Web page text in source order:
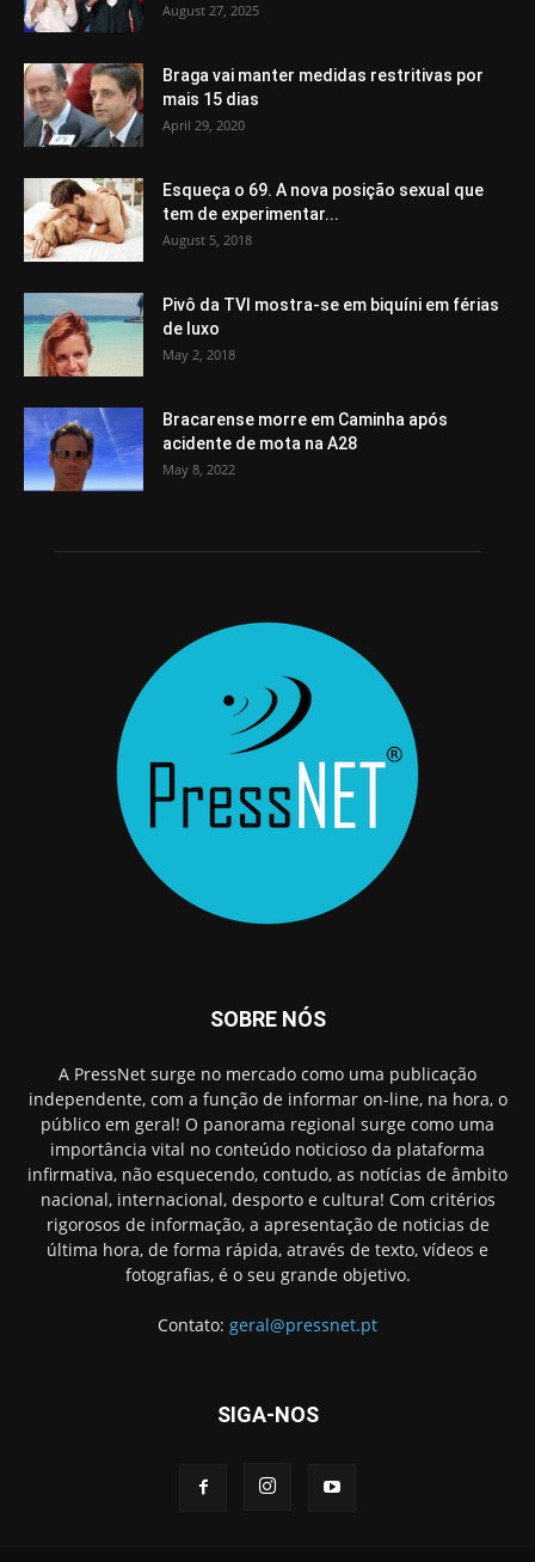
August 27, 2025
Braga vai manter medidas restritivas por
mais 15 dias
April 29, 2020
Esqueça o 69. A nova posição sexual que
tem de experimentar...
August 5, 2018
Pivô da TVI mostra-se em biquíni em férias
de luxo
May 2, 2018
Bracarense morre em Caminha após
acidente de mota na A28
May 8, 2022
SOBRE NÓS
A PressNet surge no mercado como uma publicação
independente, com a função de informar on-line, na hora, o
público em geral! O panorama regional surge como uma
importância vital no conteúdo noticioso da plataforma
infirmativa, não esquecendo, contudo, as notícias de âmbito
nacional, internacional, desporto e cultura! Com critérios
rigorosos de informação, a apresentação de noticias de
última hora, de forma rápida, através de texto, vídeos e
fotografias, é o seu grande objetivo.
Contato: geral@pressnet.pt
SIGA-NOS